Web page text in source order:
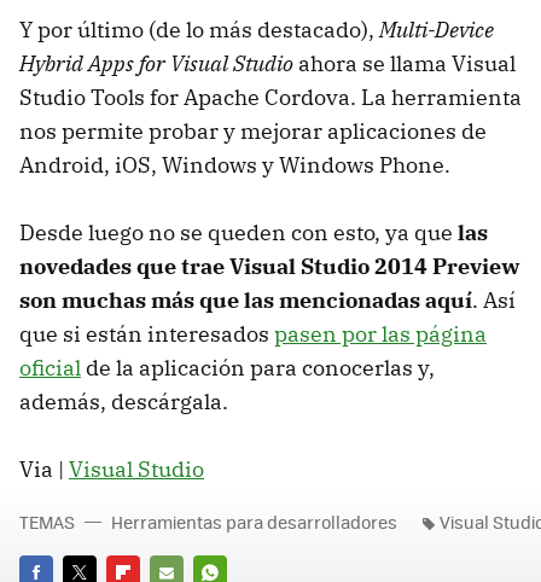
Y por último (de lo más destacado),Multi-Device
Hybrid Apps for Visual Studio ahora se llama Visual
Studio Tools for Apache Cordova. La herramienta
nos permite probar y mejorar aplicaciones de
Android, iOS, Windows y Windows Phone.
Desde luego no se queden con esto, ya que las
novedades que trae Visual Studio 2014 Preview
son muchas más que las mencionadas aquí. Así
que si están interesados pasen por las página
oficial de la aplicación para conocerlas y,
además, descárgala.
Via | Visual Studio
TEMAS Herramientas para desarrolladores Visual